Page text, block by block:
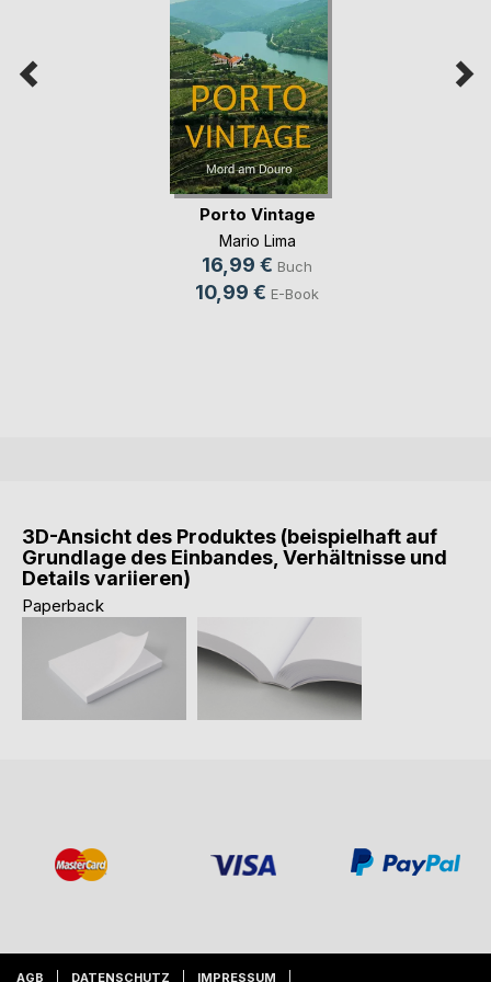
Porto Vintage
Mario Lima
16,99 € Buch
10,99 € E-Book
3D-Ansicht des Produktes (beispielhaft auf
Grundlage des Einbandes, Verhältnisse und
Details variieren)
Paperback
AGB DATENSCHUTZ IMPRESSUM